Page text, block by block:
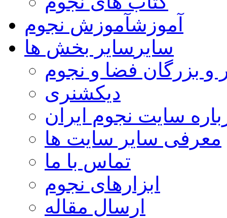
آموزشآموزش نجوم
سایر سایر بخش ها
و بزرگان فضا و نجوم
دیکشنری
سایت نجوم ایران
معرفی سایر سایت ها
تماس با ما
ابزارهای نجوم
ارسال مقاله